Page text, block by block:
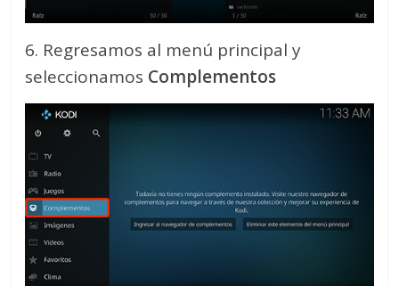
6. Regresamos al menú principal y
seleccionamos Complementos